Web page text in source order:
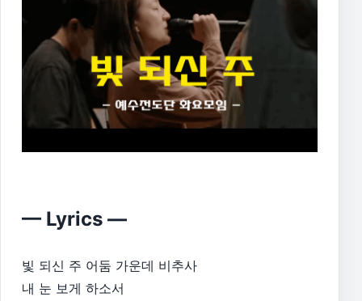
— Lyrics —
​빛 되신 주 어둠 가운데 비추사
내 눈 보게 하소서